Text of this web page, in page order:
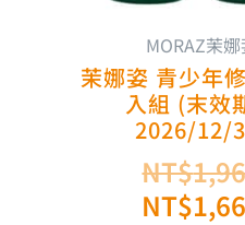
MORAZ茉娜
茉娜姿 青少年
入組 (末效
2026/12/
NT$
NT$